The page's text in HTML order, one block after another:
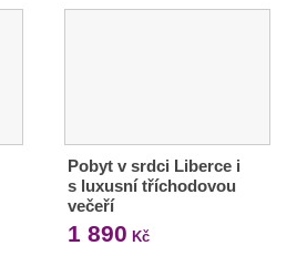
Pobyt v srdci Liberce i
s luxusní tříchodovou
večeří
1 890 Kč